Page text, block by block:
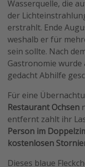
Last Minute Urlaub
Wasserquelle, die
der
erstrahlt. Ende
weshalb er für
sein sollte. Nach
Gastronomie
gedacht Abhilfe
Für eine
Restaurant Ochsen
entfernt zahlt ihr
Person im
kostenlosen
Dieses blaue